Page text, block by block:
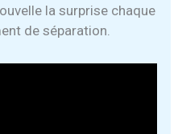
la surprise chaque
de séparation.